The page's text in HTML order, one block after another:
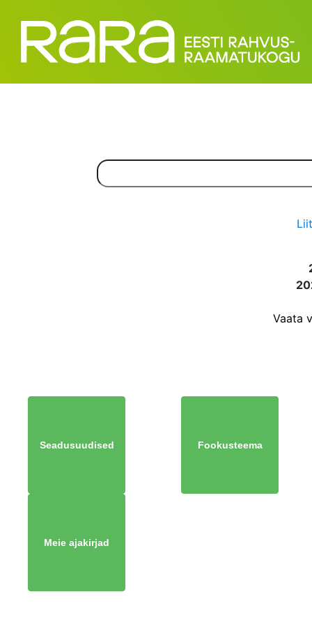
Vaata
Seadusuudised Fookusteema
Meie ajakirjad